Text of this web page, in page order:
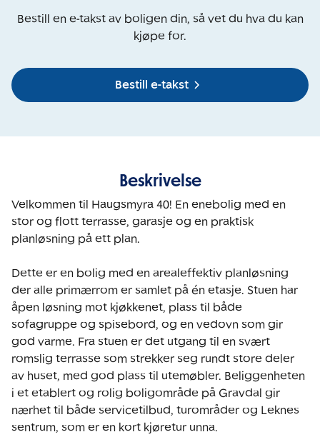
Bestill en e-takst av boligen din, så vet du hva du kan
kjøpe for.
Bestill e-takst
Beskrivelse
Velkommen til Haugsmyra 40! En enebolig med en
stor og flott terrasse, garasje og en praktisk
planløsning på ett plan.
Dette er en bolig med en arealeffektiv planløsning
der alle primærrom er samlet på én etasje. Stuen har
åpen løsning mot kjøkkenet, plass til både
sofagruppe og spisebord, og en vedovn som gir
god varme. Fra stuen er det utgang til en svært
romslig terrasse som strekker seg rundt store deler
av huset, med god plass til utemøbler. Beliggenheten
i et etablert og rolig boligområde på Gravdal gir
nærhet til både servicetilbud, turområder og Leknes
sentrum, som er en kort kjøretur unna.